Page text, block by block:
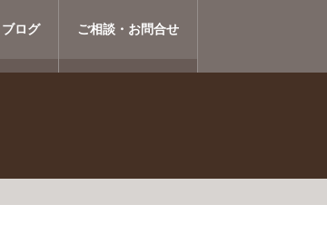
ブログ ご相談・お問合せ